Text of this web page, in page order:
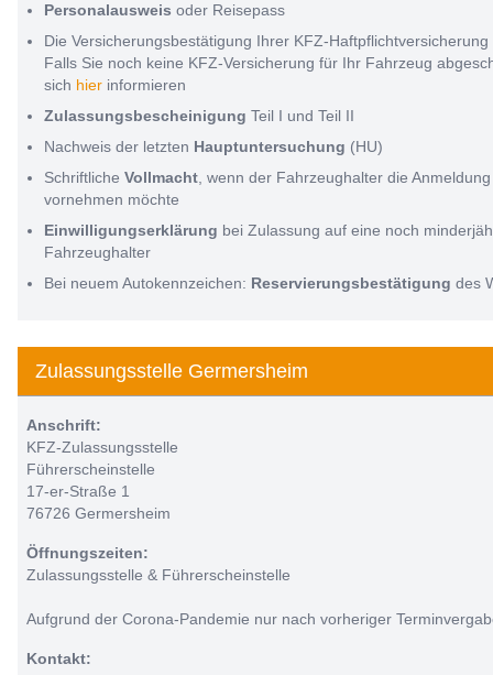
Personalausweis oder Reisepass
Die Versicherungsbestätigung Ihrer KFZ-
Falls Sie noch keine KFZ-Versicherung für Ihr Fahrzeug
sich hier informieren
Zulassungsbescheinigung Teil I und Teil II
Nachweis der letzten Hauptuntersuchung (HU)
Schriftliche Vollmacht , wenn der Fahrzeughalter die
vornehmen möchte
Einwilligungserklärung bei Zulassung auf eine noch
Fahrzeughalter
Bei neuem Autokennzeichen: Reservierungsbestätigung des
Zulassungsstelle Germersheim
Anschrift:
KFZ-Zulassungsstelle
Führerscheinstelle
17-er-Straße 1
76726 Germersheim
Öffnungszeiten:
Zulassungsstelle & Führerscheinstelle
Aufgrund der Corona-Pandemie nur nach vorheriger
Kontakt: